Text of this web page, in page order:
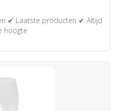
✔ Laatste producten ✔ Altijd
hoogte